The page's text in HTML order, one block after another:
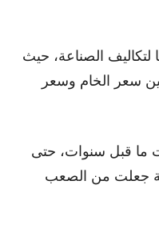
الصناعة، حيث
سعر الخام وسعر
ما قبل سنوات، حتى
جعلت من الصعب